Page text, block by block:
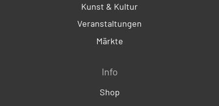
Kunst & Kultur
Veranstaltungen
Märkte
Info
Shop